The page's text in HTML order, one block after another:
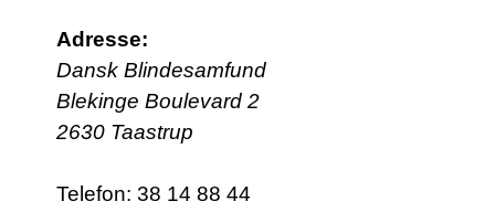
Adresse:
Dansk Blindesamfund
Blekinge Boulevard 2
2630 Taastrup
Telefon: 38 14 88 44